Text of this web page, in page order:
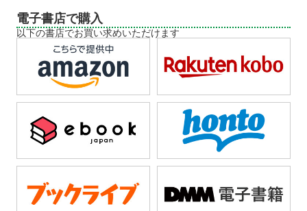
電子書店で購入
以下の書店でお買い求めいただけます